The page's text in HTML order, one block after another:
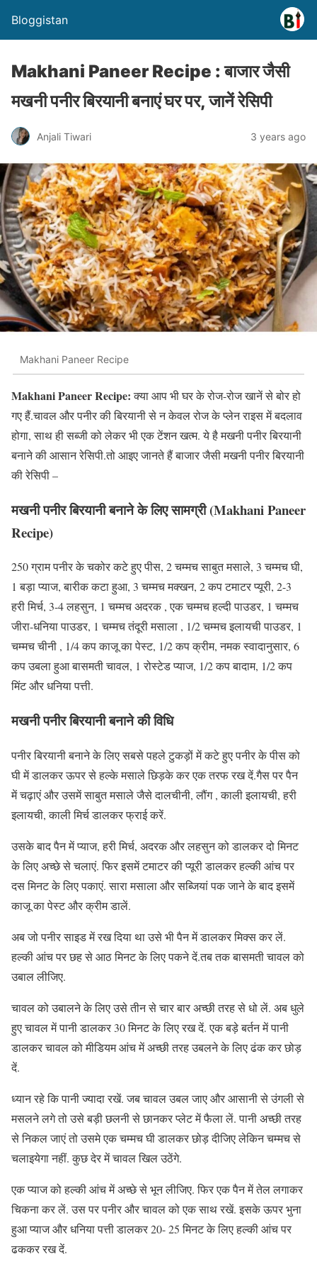
Bloggistan
Makhani Paneer Recipe : बाजार जैसी
मखनी पनीर बिरयानी बनाएं घर पर, जानें रेसिपी
Anjali Tiwari 3 years ago
Makhani Paneer Recipe
Makhani Paneer Recipe:क्या आप भी घर के रोज-रोज खानें से बोर हो
गए हैं.चावल और पनीर की बिरयानी से न केवल रोज के प्लेन राइस में बदलाव
होगा, साथ ही सब्जी को लेकर भी एक टेंशन खत्म. ये है मखनी पनीर बिरयानी
बनाने की आसान रेसिपी.तो आइए जानते हैं बाजार जैसी मखनी पनीर बिरयानी
की रेसिपी –
मखनी पनीर बिरयानी बनाने के लिए सामग्री(Makhani Paneer
Recipe)
250 ग्राम पनीर के चकोर कटे हुए पीस, 2 चम्मच साबुत मसाले, 3 चम्मच घी,
1 बड़ा प्याज, बारीक कटा हुआ, 3 चम्मच मक्खन, 2 कप टमाटर प्यूरी, 2-3
हरी मिर्च, 3-4 लहसुन, 1 चम्मच अदरक , एक चम्मच हल्दी पाउडर, 1 चम्मच
जीरा-धनिया पाउडर, 1 चम्मच तंदूरी मसाला , 1/2 चम्मच इलायची पाउडर, 1
चम्मच चीनी , 1/4 कप काजू का पेस्ट, 1/2 कप क्रीम, नमक स्वादानुसार, 6
कप उबला हुआ बासमती चावल, 1 रोस्टेड प्याज, 1/2 कप बादाम, 1/2 कप
मिंट और धनिया पत्ती.
मखनी पनीर बिरयानी बनाने की विधि
पनीर बिरयानी बनाने के लिए सबसे पहले टुकड़ों में कटे हुए पनीर के पीस को
घी में डालकर ऊपर से हल्के मसाले छिड़के कर एक तरफ रख दें.गैस पर पैन
में चढ़ाएं और उसमें साबुत मसाले जैसे दालचीनी, लौंग , काली इलायची, हरी
इलायची, काली मिर्च डालकर फ्राई करें.
उसके बाद पैन में प्याज, हरी मिर्च, अदरक और लहसुन को डालकर दो मिनट
के लिए अच्छे से चलाएं. फिर इसमें टमाटर की प्यूरी डालकर हल्की आंच पर
दस मिनट के लिए पकाएं. सारा मसाला और सब्जियां पक जाने के बाद इसमें
काजू का पेस्ट और क्रीम डालें.
अब जो पनीर साइड में रख दिया था उसे भी पैन में डालकर मिक्स कर लें.
हल्की आंच पर छह से आठ मिनट के लिए पकने दें.तब तक बासमती चावल को
उबाल लीजिए.
चावल को उबालने के लिए उसे तीन से चार बार अच्छी तरह से धो लें. अब धुले
हुए चावल में पानी डालकर 30 मिनट के लिए रख दें. एक बड़े बर्तन में पानी
डालकर चावल को मीडियम आंच में अच्छी तरह उबलने के लिए ढंक कर छोड़
दें.
ध्यान रहे कि पानी ज्यादा रखें. जब चावल उबल जाए और आसानी से उंगली से
मसलने लगे तो उसे बड़ी छलनी से छानकर प्लेट में फैला लें. पानी अच्छी तरह
से निकल जाएं तो उसमे एक चम्मच घी डालकर छोड़ दीजिए लेकिन चम्मच से
चलाइयेगा नहीं. कुछ देर में चावल खिल उठेंगे.
एक प्याज को हल्की आंच में अच्छे से भून लीजिए. फिर एक पैन में तेल लगाकर
चिकना कर लें. उस पर पनीर और चावल को एक साथ रखें. इसके ऊपर भुना
हुआ प्याज और धनिया पत्ती डालकर 20- 25 मिनट के लिए हल्की आंच पर
ढककर रख दें.